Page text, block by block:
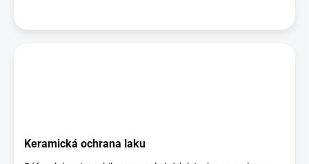
Keramická ochrana laku